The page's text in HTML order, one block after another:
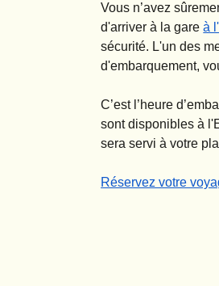
Vous n’avez
d'arriver à la gareà
sécurité. L'un des
d'embarquement,
C’est l’heure
sont disponibles à
sera servi à votre
Réservez votre
-Voyager sur les